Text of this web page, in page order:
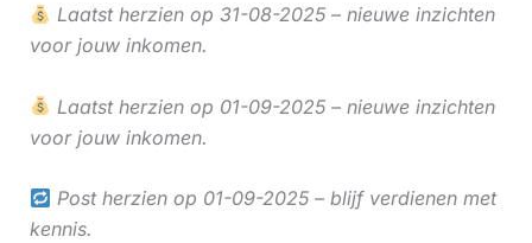
Laatst herzien op 31-08-2025 – nieuwe inzichten
voor jouw inkomen.
Laatst herzien op 01-09-2025 – nieuwe inzichten
voor jouw inkomen.
Post herzien op 01-09-2025 – blijf verdienen met
kennis.